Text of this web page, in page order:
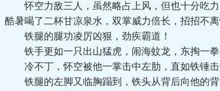
怀空力敌三人，虽然略占上风，但也十分吃力
酷暑喝了二杯甘凉泉水，双掌威力倍长，招招不
铁腿的腿功凌厉凶狠，劲疾霸道！
铁手更如一只出山猛虎，闹海蚊龙，东掏一拳
冷不丁，怀空被他一掌击中左肋，直如铁锤击
铁腿的左脚又临胸蹋到，铁头从背后向他的背